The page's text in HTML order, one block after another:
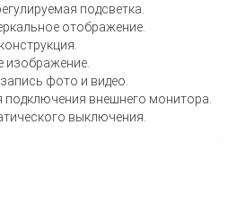
подсветка.
отображение.
изображение.
фото и видео.
подключения внешнего монитора.
выключения.